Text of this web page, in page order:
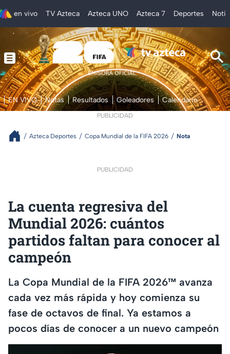
en vivo TV Azteca Azteca UNO Azteca 7 Deportes
EN VIVO Notas Resultados Goleadores Calendario
PUBLICIDAD
Azteca Deportes Copa Mundial de la FIFA 2026 Nota
PUBLICIDAD
La cuenta regresiva del
Mundial 2026: cuántos
partidos faltan para conocer al
campeón
La Copa Mundial de la FIFA 2026™ avanza
cada vez más rápida y hoy comienza su
fase de octavos de final. Ya estamos a
pocos días de conocer a un nuevo campeón